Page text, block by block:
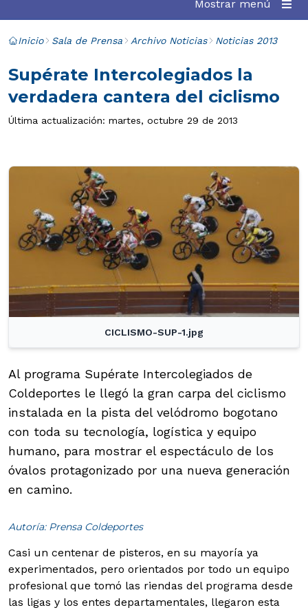
Mostrar menú
Inicio Sala de Prensa Archivo Noticias Noticias 2013
Supérate Intercolegiados la
verdadera cantera del ciclismo
Última actualización: martes, octubre 29 de 2013
CICLISMO-SUP-1.jpg
Al programa Supérate Intercolegiados de
Coldeportes le llegó la gran carpa del ciclismo
instalada en la pista del velódromo bogotano
con toda su tecnología, logística y equipo
humano, para mostrar el espectáculo de los
óvalos protagonizado por una nueva generación
en camino.
Autoría: Prensa Coldeportes
Casi un centenar de pisteros, en su mayoría ya
experimentados, pero orientados por todo un equipo
profesional que tomó las riendas del programa desde
las ligas y los entes departamentales, llegaron esta